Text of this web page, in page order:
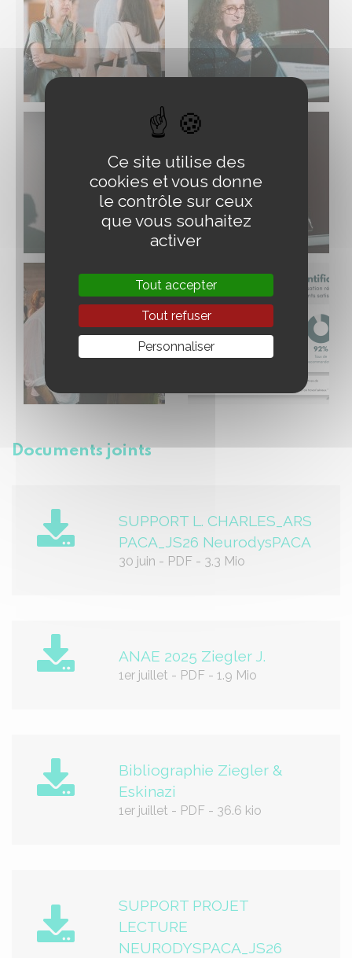
Documents joints
SUPPORT L. CHARLES_ARS
PACA_JS26 NeurodysPACA
30 juin - PDF - 3.3 Mio
ANAE 2025 Ziegler J.
1er juillet - PDF - 1.9 Mio
Bibliographie Ziegler &
Eskinazi
1er juillet - PDF - 36.6 kio
SUPPORT PROJET
LECTURE
NEURODYSPACA_JS26
Ce site utilise des
cookies et vous donne
le contrôle sur ceux
que vous souhaitez
activer
Tout accepter
Tout refuser
Personnaliser